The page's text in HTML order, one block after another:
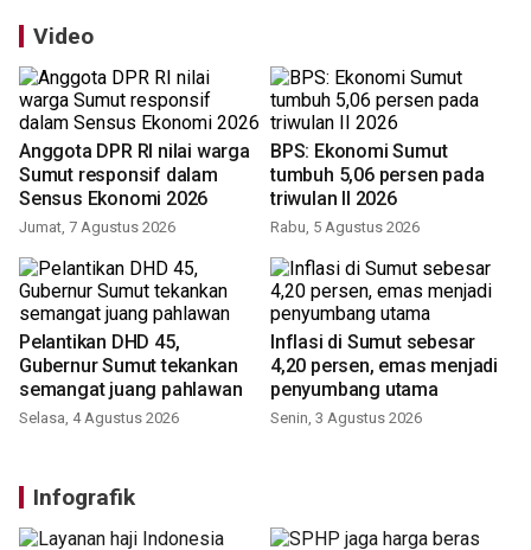
Video
Sumut responsif dalam
Sensus Ekonomi 2026
Jumat, 7 Agustus 2026
tumbuh 5,06 persen pada
triwulan II 2026
Rabu, 5 Agustus 2026
Pelantikan DHD 45, Inflasi di Sumut sebesar